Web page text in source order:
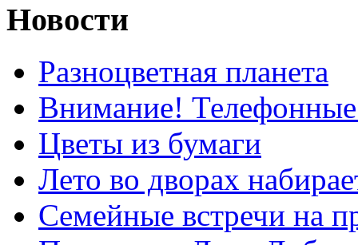
Новости
Разноцветная планета
Внимание!
Цветы из бумаги
Лето во дворах
Семейные встречи на